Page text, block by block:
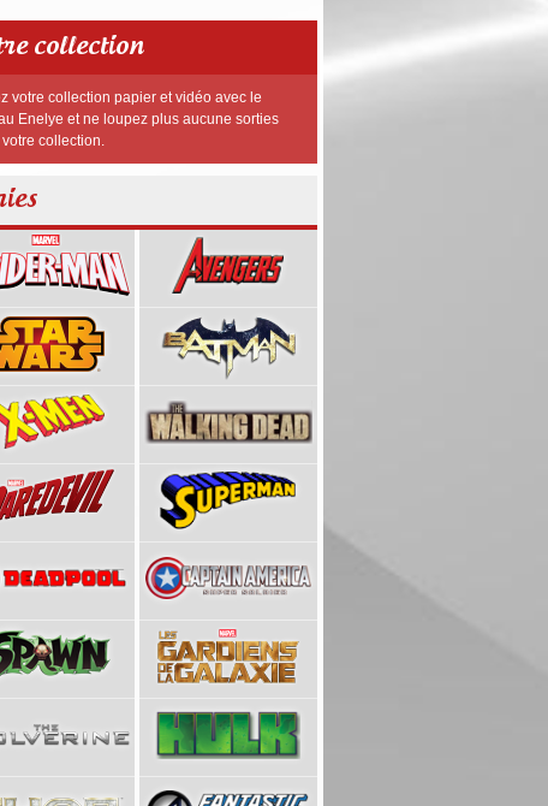
25,00 €
collection
votre collection papier et vidéo avec le
Enelye et ne loupez plus aucune sorties
collection.